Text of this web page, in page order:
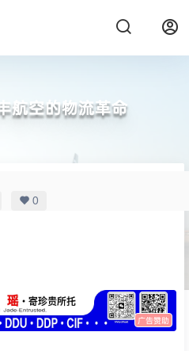
航空的物流革命
0
广告赞助